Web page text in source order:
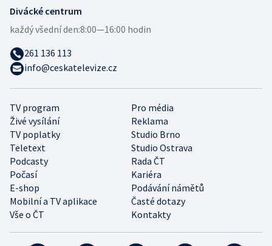
TV program
Pro média
Živé vysílání
Reklama
TV poplatky
Studio Brno
Teletext
Studio Ostrava
Podcasty
Rada ČT
Počasí
Kariéra
E-shop
Podávání námětů
Mobilní a TV aplikace
Časté dotazy
Vše o ČT
Kontakty
Divácké centrum
každý všední den:8:00—16:00 hodin
261 136 113
info@ceskatelevize.cz